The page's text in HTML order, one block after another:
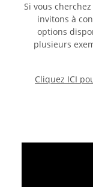
Si vous
invitons à
options
plusieurs
Cliquez ICI